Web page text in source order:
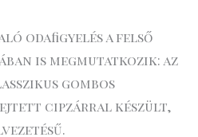
odafigyelés a felső
is megmutatkozik: az
gombos
cipzárral készült,